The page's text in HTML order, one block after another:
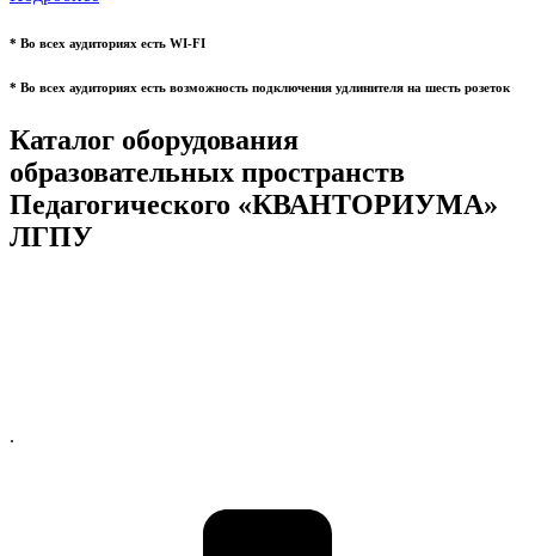
* Во всех аудиториях есть WI-FI
* Во всех аудиториях есть возможность подключения удлинителя на шесть розеток
Каталог оборудования
образовательных пространств
Педагогического «КВАНТОРИУМА»
ЛГПУ
.